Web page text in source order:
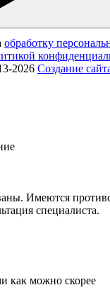
обработку
2026 Создание
Имеются
специалиста.
как можно скорее